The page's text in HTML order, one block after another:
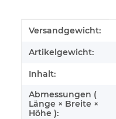
Produkteigenschaft
Wert
Versandgewicht:
Artikelgewicht:
Inhalt:
Abmessungen (
Länge × Breite ×
Höhe ):